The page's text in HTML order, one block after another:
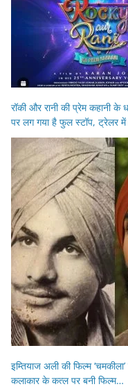
रॉकी और रानी की प्रेम कहानी
पर लग गया है फुल स्टॉप, ट्रेलर में
इम्तियाज अली की फिल्म
कलाकार के कत्ल पर बनी फिल्म…